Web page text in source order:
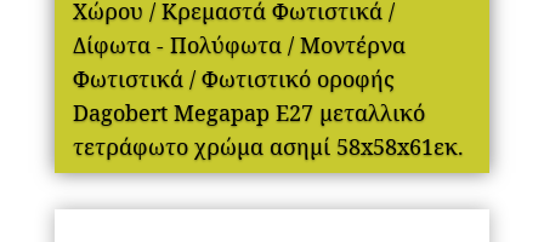
Χώρου / Κρεμαστά Φωτιστικά/
Δίφωτα - Πολύφωτα/ Μοντέρνα
Φωτιστικά/ Φωτιστικό οροφής
Dagobert Megapap E27 μεταλλικό
τετράφωτο χρώμα ασημί 58x58x61εκ.